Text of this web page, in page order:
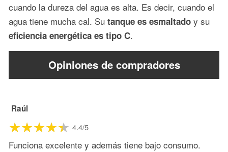
cuando la dureza del agua es alta. Es decir, cuando el
agua tiene mucha cal. Su tanque es esmaltado y su
eficiencia energética es tipo C.
Opiniones de compradores
Raúl
4.4/5
Funciona excelente y además tiene bajo consumo.